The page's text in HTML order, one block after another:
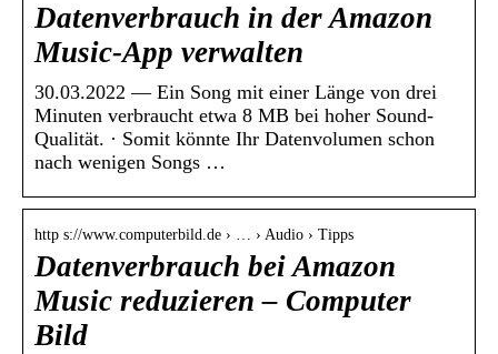
Datenverbrauch in der Amazon
Music-App verwalten
30.03.2022 — Ein Song mit einer Länge von drei
Minuten verbraucht etwa 8 MB bei hoher Sound-
Qualität. · Somit könnte Ihr Datenvolumen schon
nach wenigen Songs …
http s://www.computerbild.de › … › Audio › Tipps
Datenverbrauch bei Amazon
Music reduzieren – Computer
Bild